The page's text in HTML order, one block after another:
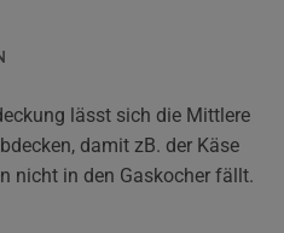
lässt sich die Mittlere
damit zB. der Käse
nicht in den Gaskocher fällt.